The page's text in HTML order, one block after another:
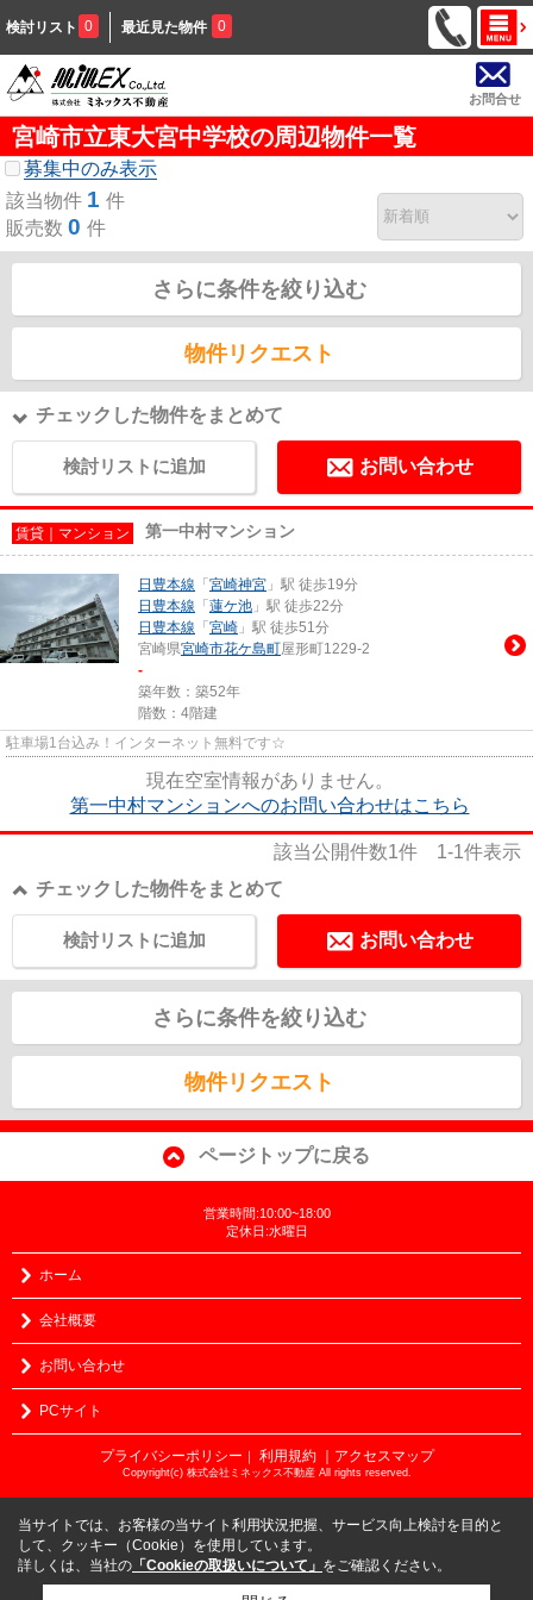
検討リスト 0 最近見た物件 0
お問合せ
宮崎市立東大宮中学校の周辺物件一覧
募集中のみ表示
該当物件 1 件
販売数 0 件
さらに条件を絞り込む
物件リクエスト
チェックした物件をまとめて
検討リストに追加 お問い合わせ
賃貸｜マンション 第一中村マンション
日豊本線 「 宮崎神宮 」駅 徒歩19分
日豊本線 「 蓮ケ池 」駅 徒歩22分
日豊本線 「 宮崎 」駅 徒歩51分
宮崎県宮崎市花ケ島町屋形町1229-2
-
築年数：築52年
階数：4階建
駐車場1台込み！インターネット無料です☆
現在空室情報がありません。
第一中村マンションへのお問い合わせはこちら
該当公開件数1件 1-1件表示
チェックした物件をまとめて
お問い合わせ
検討リストに追加
さらに条件を絞り込む
物件リクエスト
ページトップに戻る
営業時間:10:00~18:00
定休日:水曜日
ホーム
会社概要
お問い合わせ
PCサイト
プライバシーポリシー ｜ 利用規約 ｜アクセスマップ
Copyright(c) 株式会社ミネックス不動産 All rights reserved.
当サイトでは、お客様の当サイト利用状況把握、サービス向上検討を目的と
して、クッキー（Cookie）を使用しています。
詳しくは、当社の 「Cookieの取扱いについて」 をご確認ください。